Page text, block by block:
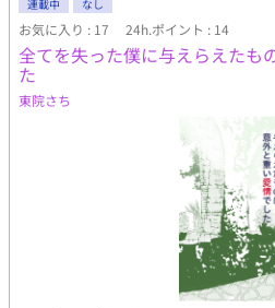
連載中 なし
お気に入り : 17 24h.ポイント : 14
全てを失った僕に与えらえたも
た
東院さち